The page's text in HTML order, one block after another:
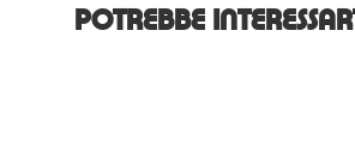
POTREBBE